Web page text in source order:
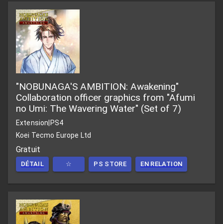
"NOBUNAGA'S AMBITION: Awakening"
Collaboration officer graphics from "Afumi
no Umi: The Wavering Water" (Set of 7)
Extension PS4
Koei Tecmo Europe Ltd
Gratuit
DÉTAIL ☆ PS STORE EN RELATION